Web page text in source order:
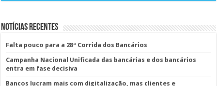
Notícias Recentes
Falta pouco para a 28ª Corrida dos Bancários
Campanha Nacional Unificada das bancárias e dos bancários
entra em fase decisiva
Bancos lucram mais com digitalização, mas clientes e